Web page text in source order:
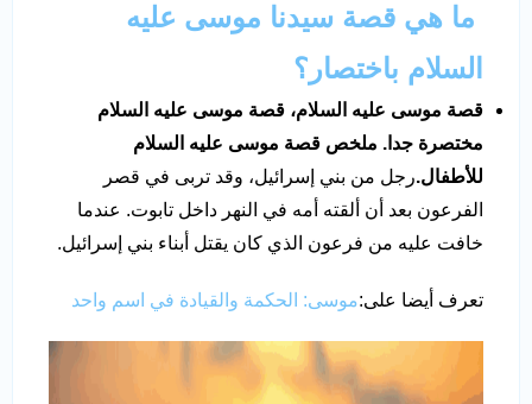
ما هي قصة سيدنا موسى عليه
السلام باختصار؟
قصة موسى عليه السلام، قصة موسى عليه السلام
مختصرة جدا. ملخص قصة موسى عليه السلام
للأطفال.رجل من بني إسرائيل، وقد تربى في قصر
الفرعون بعد أن ألقته أمه في النهر داخل تابوت. عندما
خافت عليه من فرعون الذي كان يقتل أبناء بني إسرائيل.
تعرف أيضا على:موسى: الحكمة والقيادة في اسم واحد